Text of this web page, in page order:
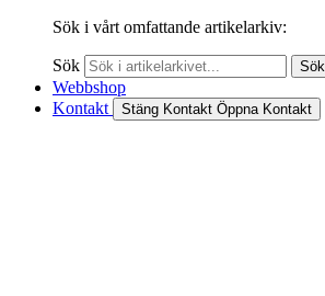
Sök i vårt omfattande artikelarkiv:
Sök Sök
Webbshop
Kontakt
Stäng Kontakt Öppna Kontakt